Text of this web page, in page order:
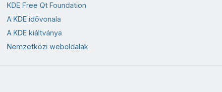
KDE Free Qt Foundation
A KDE idővonala
A KDE kiáltványa
Nemzetközi weboldalak